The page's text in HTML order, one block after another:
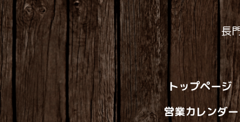
長
トップページ
営業カレンダー